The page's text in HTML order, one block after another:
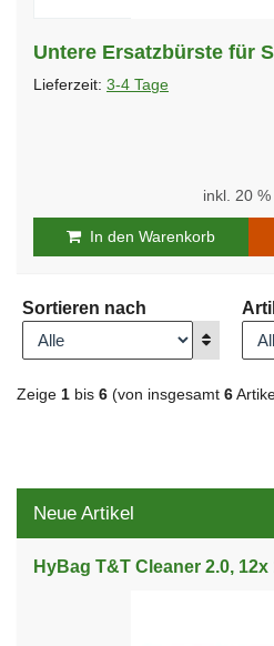
Untere Ersatzbürste für
Lieferzeit: 3-4 Tage
inkl. 20 %
In den Warenkorb
Sortieren nach
Anzeigen
Zeige 1 bis 6 (von insgesamt 6
Neue Artikel
HyBag T&T Cleaner 2.0, 12x